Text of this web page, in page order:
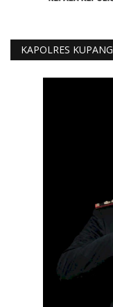
KAPOLRES KUPANG